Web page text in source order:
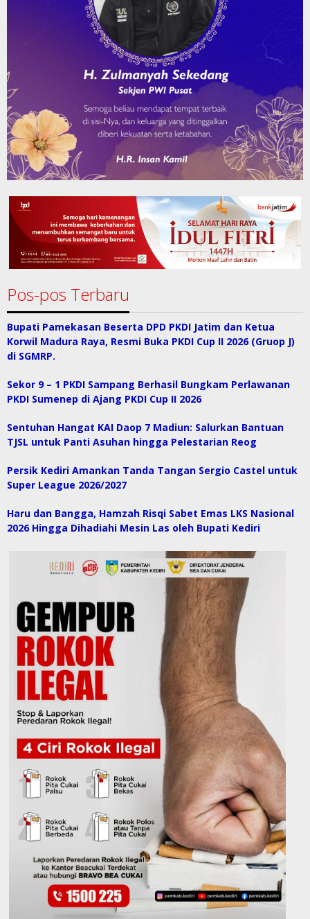
Pos-pos Terbaru
Bupati Pamekasan Beserta DPD PKDI Jatim dan Ketua
Korwil Madura Raya, Resmi Buka PKDI Cup II 2026 (Gruop J)
di SGMRP.
Sekor 9 – 1 PKDI Sampang Berhasil Bungkam Perlawanan
PKDI Sumenep di Ajang PKDI Cup II 2026
Sentuhan Hangat KAI Daop 7 Madiun: Salurkan Bantuan
TJSL untuk Panti Asuhan hingga Pelestarian Reog
Persik Kediri Amankan Tanda Tangan Sergio Castel untuk
Super League 2026/2027
Haru dan Bangga, Hamzah Risqi Sabet Emas LKS Nasional
2026 Hingga Dihadiahi Mesin Las oleh Bupati Kediri